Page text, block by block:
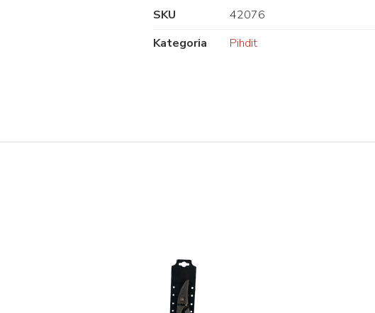
SKU
42076
Kategoria
Pihdit